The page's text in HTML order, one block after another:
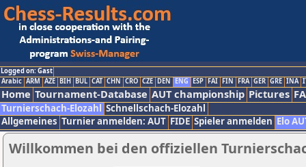
Logged on: Gast
Arabic ARM AZE BIH BUL CAT CHN CRO CZE DEN ENG ESP FAI FIN FRA GER GRE INA
Home Tournament-Database AUT championship Pictures
Turnierschach-Elozahl Schnellschach-Elozahl
Allgemeines Turnier anmelden: AUT FIDE Spieler anmelden Elo
Willkommen bei den offiziellen